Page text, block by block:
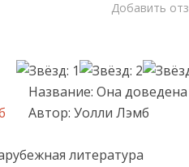
Добавить
Название: Она
Автор: Уолли Лэмб
литература